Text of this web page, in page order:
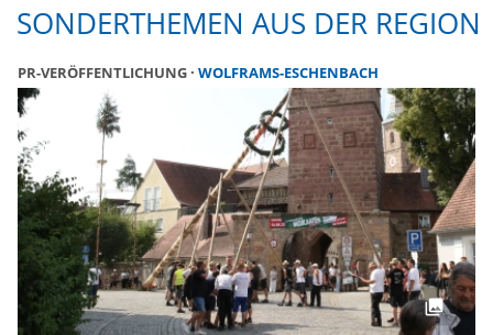
SONDERTHEMEN AUS DER REGION
PR-VERÖFFENTLICHUNG WOLFRAMS-ESCHENBACH